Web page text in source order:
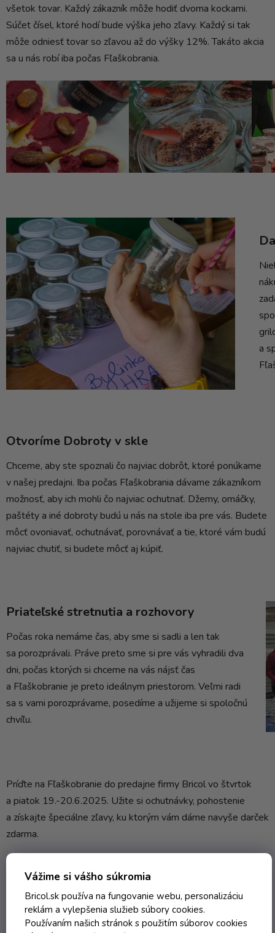
Vážime si vášho súkromia
Bricol.sk používa na fungovanie webu, personalizáciu
reklám a vylepšenia služieb súbory cookies.
Používaním našich stránok s použitím súborov cookies
všetok tovar. Každý zákazník môže hodiť dvoma kockami.
Súčet čísel, ktoré hodí bude výška jeho zľavy. Každý si tak
môže odniesť tovar so zľavou až do výšky 12%. Takáto akcia
sa u nás robí iba počas Fľaškobrania.
a
Otvoríme Dobroty v skle
Chceme, aby ste spoznali čo najviac dobrôt, ktoré ponúkame
v našej predajni. Iba počas Fľaškobrania dávame zákazníkom
možnosť, aby ich mohli čo najviac ochutnať. Džemy, omáčky,
paštéty a iné dobroty budú u nás na stole iba pre vás. Budete
môcť ovoniavať, ochutnávať, porovnávať a tie, ktoré vám budú
najviac chutiť, si budete môcť aj kúpiť.
Priateľské stretnutia a rozhovory
Počas roka nemáme čas, aby sme si sadli a len tak
sa porozprávali. Práve preto sme si pre vás vyhradili dva
dni, počas ktorých si chceme na vás nájsť čas
a Fľaškobranie je preto ideálnym priestorom. Veľmi radi
sa s vami porozprávame, posedíme a užijeme si spoločnú
chvíľu.
Príďte na Fľaškobranie do predajne firmy Bricol vo štvrtok
a piatok 19.-20.6.2025. Užite si ochutnávky, pohostenie
a získajte špeciálne zľavy, ku ktorým vám dáme navyše darček
zdarma.
Tešíme sa na vás.